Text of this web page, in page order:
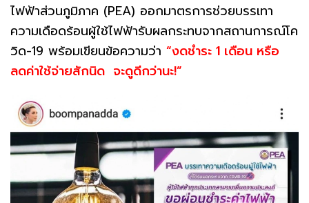
ไฟฟ้าส่วนภูมิภาค (PEA) ออกมาตรการช่วยบรรเทา
ความเดือดร้อนผู้ใช้ไฟฟ้ารับผลกระทบจากสถานการณ์โค
วิด-19 พร้อมเขียนข้อความว่า “งดชำระ 1 เดือน หรือ
ลดค่าใช้จ่ายสักนิด จะดูดีกว่านะ!”